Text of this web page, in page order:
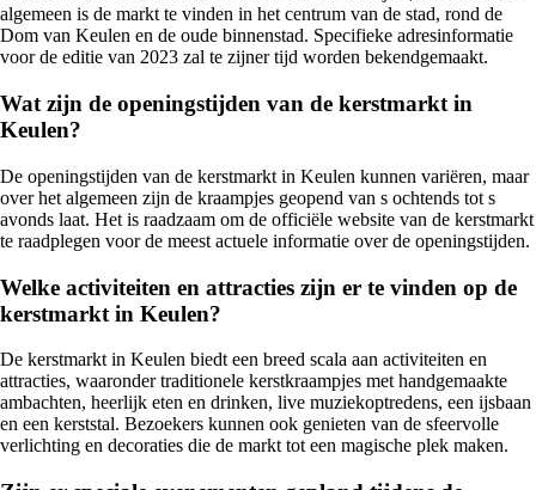
algemeen is de markt te vinden in het centrum van de stad, rond de
Dom van Keulen en de oude binnenstad. Specifieke adresinformatie
voor de editie van 2023 zal te zijner tijd worden bekendgemaakt.
Wat zijn de openingstijden van de kerstmarkt in
Keulen?
De openingstijden van de kerstmarkt in Keulen kunnen variëren, maar
over het algemeen zijn de kraampjes geopend van s ochtends tot s
avonds laat. Het is raadzaam om de officiële website van de kerstmarkt
te raadplegen voor de meest actuele informatie over de openingstijden.
Welke activiteiten en attracties zijn er te vinden op de
kerstmarkt in Keulen?
De kerstmarkt in Keulen biedt een breed scala aan activiteiten en
attracties, waaronder traditionele kerstkraampjes met handgemaakte
ambachten, heerlijk eten en drinken, live muziekoptredens, een ijsbaan
en een kerststal. Bezoekers kunnen ook genieten van de sfeervolle
verlichting en decoraties die de markt tot een magische plek maken.